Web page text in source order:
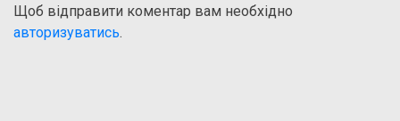
Щоб відправити коментар вам необхідно
авторизуватись.